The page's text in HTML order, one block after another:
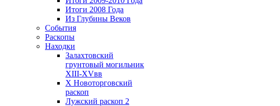
Итоги 2008 Года
Из Глубины Веков
События
Раскопы
Находки
Залахтовский
грунтовый могильник
XIII-XVвв
X Новоторговский
раскоп
Лужский раскоп 2